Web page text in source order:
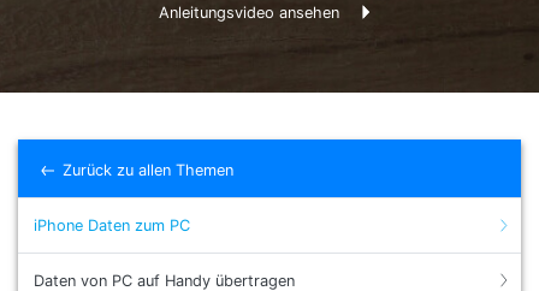
Anleitungsvideo ansehen
Zurück zu allen Themen
iPhone Daten zum PC
Daten von PC auf Handy übertragen